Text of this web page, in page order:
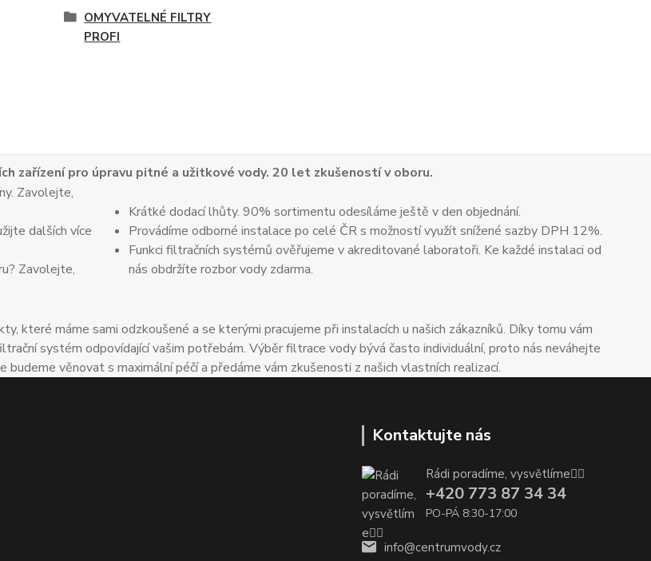
OMYVATELNÉ FILTRY
PROFI
zařízení pro úpravu pitné a užitkové vody. 20 let zkušeností v oboru.
Zavolejte,
dalších více
Zavolejte,
Krátké dodací lhůty. 90% sortimentu odesíláme ještě v den objednání.
Provádíme odborné instalace po celé ČR s možností využít snížené sazby DPH 12%.
Funkci filtračních systémů ověřujeme v akreditované laboratoři. Ke každé instalaci od
nás obdržíte rozbor vody zdarma.
které máme sami odzkoušené a se kterými pracujeme při instalacích u našich zákazníků. Díky tomu vám
systém odpovídající vašim potřebám. Výběr filtrace vody bývá často individuální, proto nás neváhejte
věnovat s maximální péčí a předáme vám zkušenosti z našich vlastních realizací.
Kontaktujte nás
Rádi poradíme, vysvětlíme👌🏼
+420 773 87 34 34
PO-PÁ 8:30-17:00
info@centrumvody.cz